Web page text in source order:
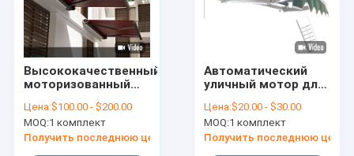
Высококачественный
моторизованный
тент Premium
Outdoor Retractable
Balcony Cover с
Цена:$100.00 - $200.00
MOQ:1 комплект
Получить последнюю цену
Автоматический
уличный мотор для
ветра и солнца,
пульт
дистанционного
Цена:$20.00 - $30.00
MOQ:1 комплект
Получить последнюю цену